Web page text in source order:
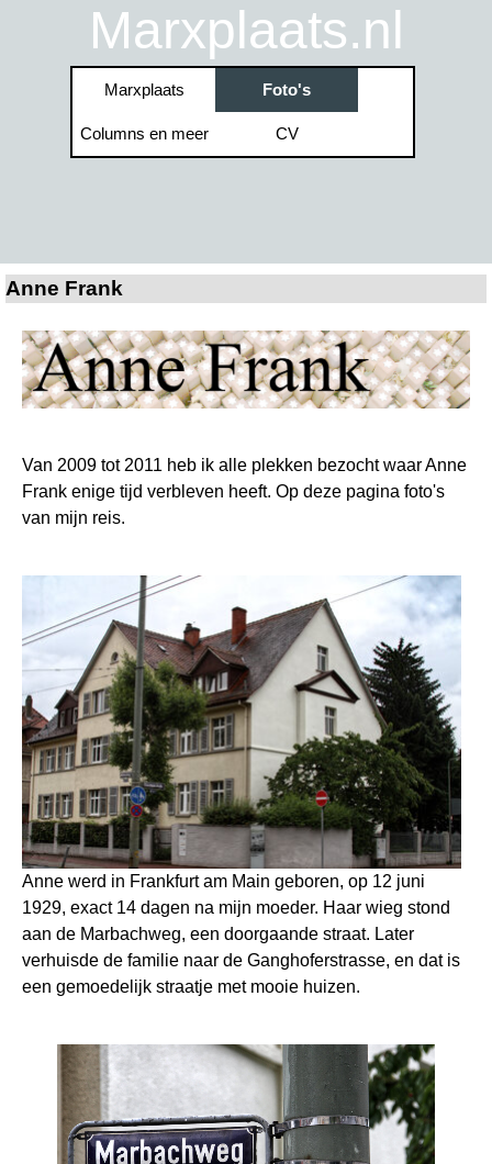
Ga naar de inhoudMarxplaats.nl
Marxplaats Foto's
Columns en meer ▼
CV
Anne Frank
Van 2009 tot 2011 heb ik alle plekken bezocht waar Anne
Frank enige tijd verbleven heeft. Op deze pagina foto's
van mijn reis.
Anne werd in Frankfurt am Main geboren, op 12 juni
1929, exact 14 dagen na mijn moeder. Haar wieg stond
aan de Marbachweg, een doorgaande straat. Later
verhuisde de familie naar de Ganghoferstrasse, en dat is
een gemoedelijk straatje met mooie huizen.